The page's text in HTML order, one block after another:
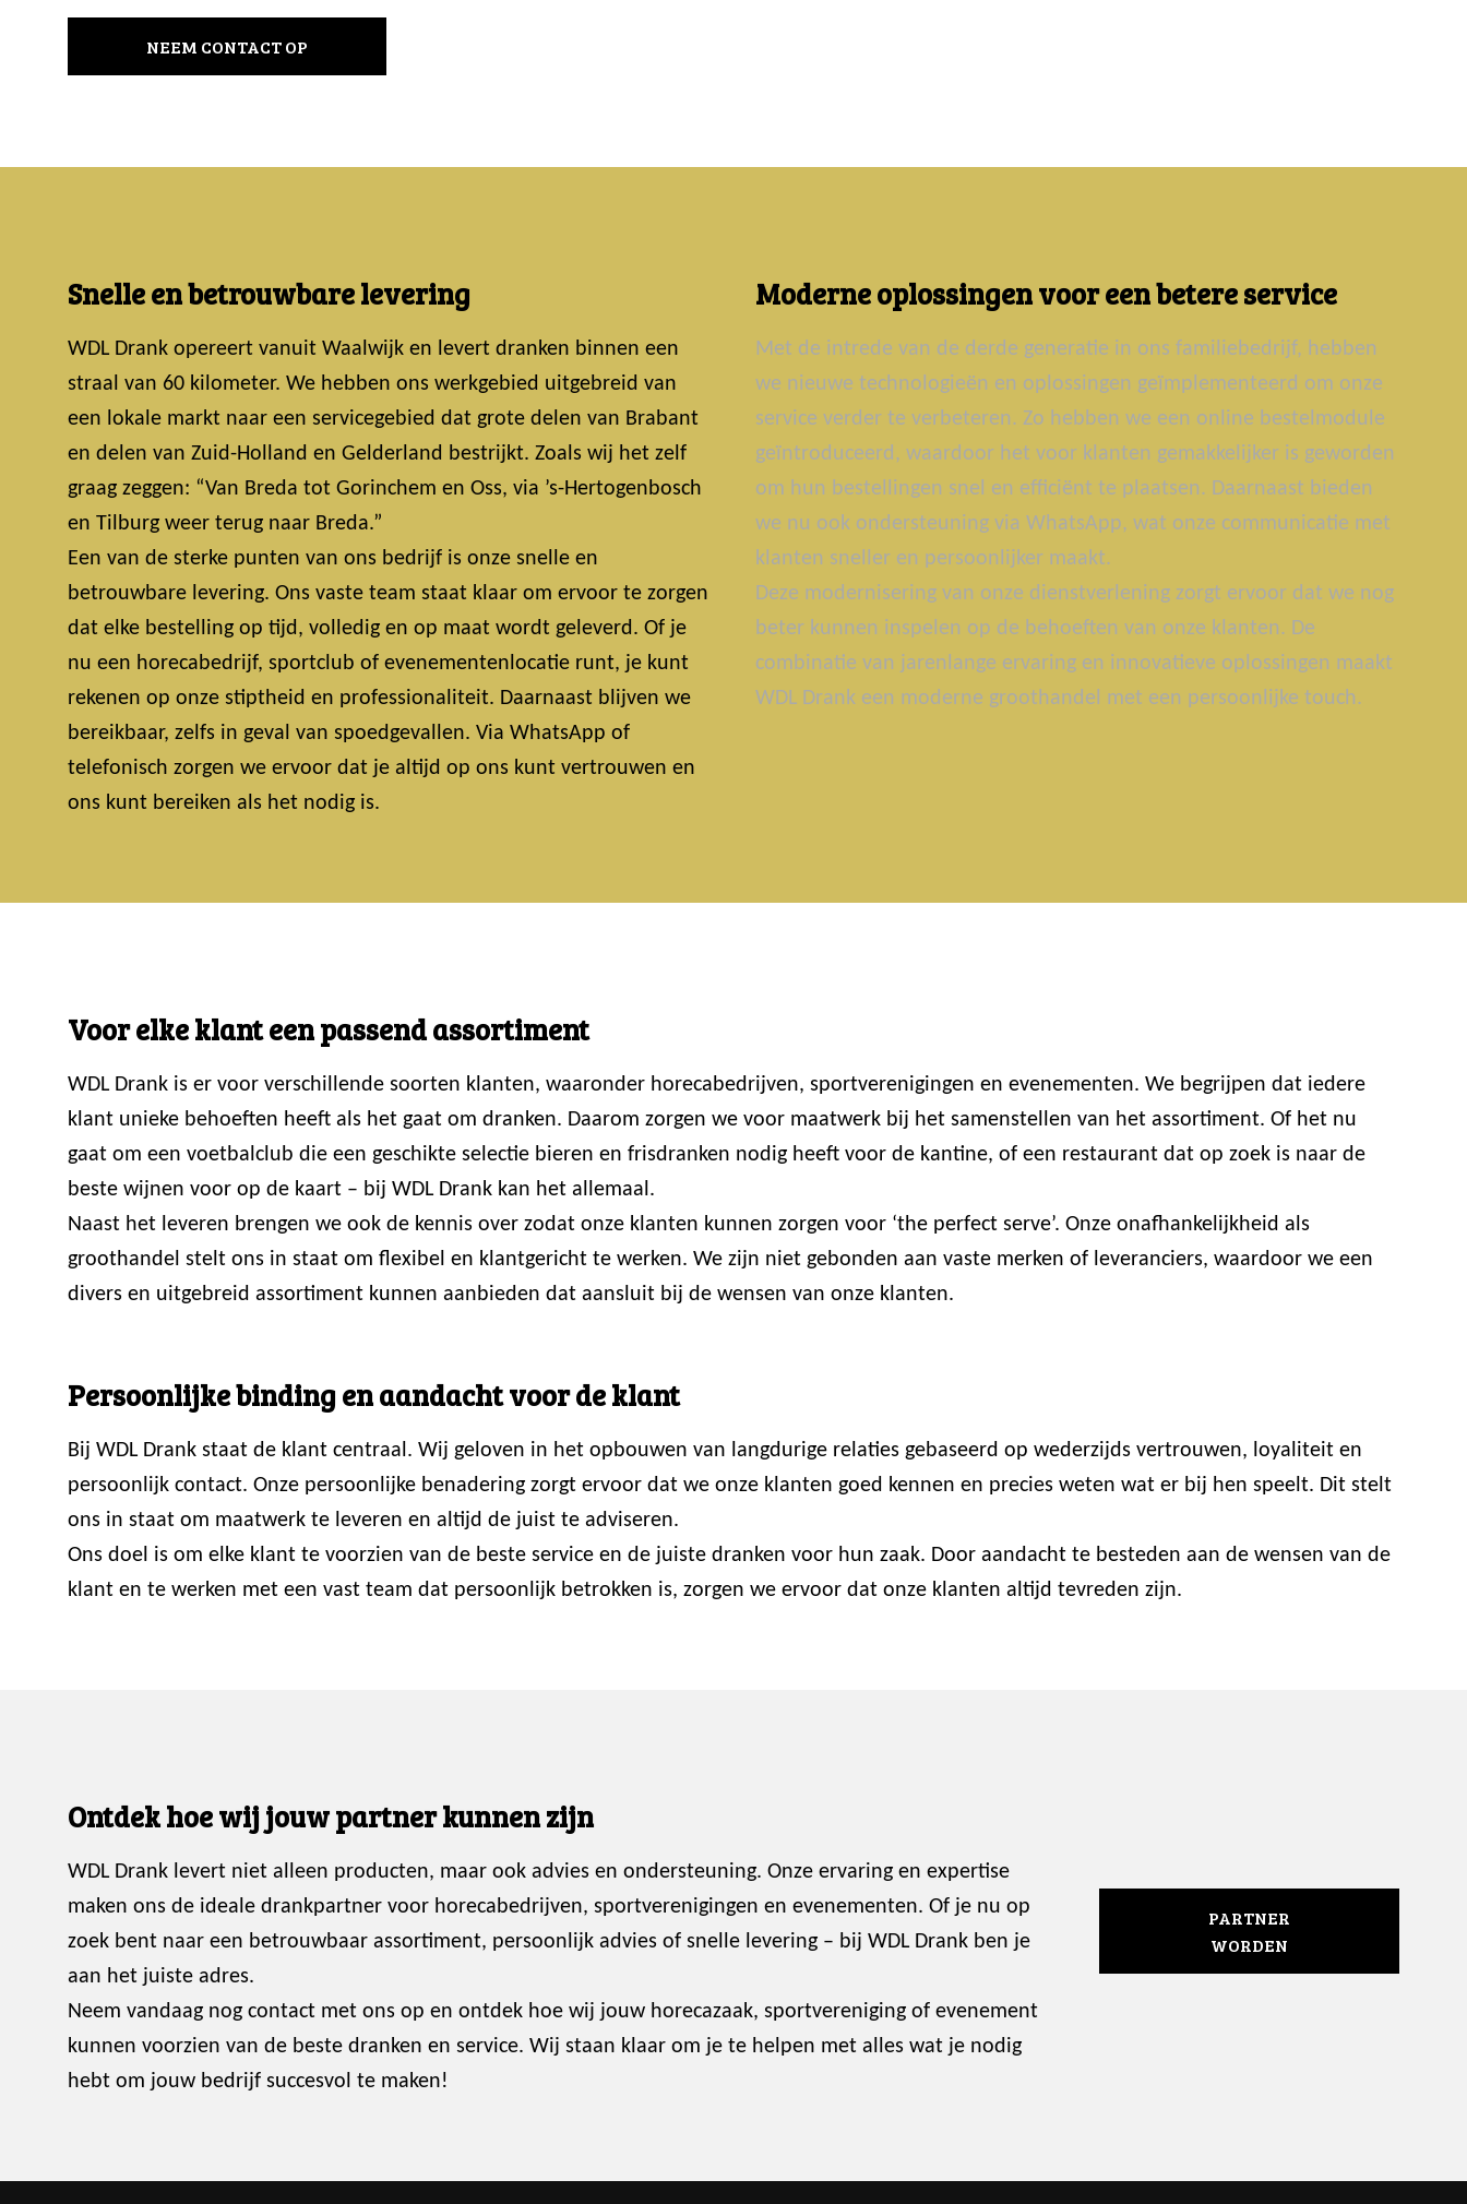
NEEM CONTACT OP
Snelle en betrouwbare levering
WDL Drank opereert vanuit Waalwijk en levert dranken binnen een
straal van 60 kilometer. We hebben ons werkgebied uitgebreid van
een lokale markt naar een servicegebied dat grote delen van Brabant
en delen van Zuid-Holland en Gelderland bestrijkt. Zoals wij het zelf
graag zeggen: “Van Breda tot Gorinchem en Oss, via ’s-Hertogenbosch
en Tilburg weer terug naar Breda.”
Een van de sterke punten van ons bedrijf is onze snelle en
betrouwbare levering. Ons vaste team staat klaar om ervoor te zorgen
dat elke bestelling op tijd, volledig en op maat wordt geleverd. Of je
nu een horecabedrijf, sportclub of evenementenlocatie runt, je kunt
rekenen op onze stiptheid en professionaliteit. Daarnaast blijven we
bereikbaar, zelfs in geval van spoedgevallen. Via WhatsApp of
telefonisch zorgen we ervoor dat je altijd op ons kunt vertrouwen en
ons kunt bereiken als het nodig is.
Moderne oplossingen voor een betere service
Met de intrede van de derde generatie in ons familiebedrijf, hebben
we nieuwe technologieën en oplossingen geïmplementeerd om onze
service verder te verbeteren. Zo hebben we een online bestelmodule
geïntroduceerd, waardoor het voor klanten gemakkelijker is geworden
om hun bestellingen snel en efficiënt te plaatsen. Daarnaast bieden
we nu ook ondersteuning via WhatsApp, wat onze communicatie met
klanten sneller en persoonlijker maakt.
Deze modernisering van onze dienstverlening zorgt ervoor dat we nog
beter kunnen inspelen op de behoeften van onze klanten. De
combinatie van jarenlange ervaring en innovatieve oplossingen maakt
WDL Drank een moderne groothandel met een persoonlijke touch.
Voor elke klant een passend assortiment
WDL Drank is er voor verschillende soorten klanten, waaronder horecabedrijven, sportverenigingen en evenementen. We begrijpen dat iedere
klant unieke behoeften heeft als het gaat om dranken. Daarom zorgen we voor maatwerk bij het samenstellen van het assortiment. Of het nu
gaat om een voetbalclub die een geschikte selectie bieren en frisdranken nodig heeft voor de kantine, of een restaurant dat op zoek is naar de
beste wijnen voor op de kaart – bij WDL Drank kan het allemaal.
Naast het leveren brengen we ook de kennis over zodat onze klanten kunnen zorgen voor ‘the perfect serve’. Onze onafhankelijkheid als
groothandel stelt ons in staat om flexibel en klantgericht te werken. We zijn niet gebonden aan vaste merken of leveranciers, waardoor we een
divers en uitgebreid assortiment kunnen aanbieden dat aansluit bij de wensen van onze klanten.
Persoonlijke binding en aandacht voor de klant
Bij WDL Drank staat de klant centraal. Wij geloven in het opbouwen van langdurige relaties gebaseerd op wederzijds vertrouwen, loyaliteit en
persoonlijk contact. Onze persoonlijke benadering zorgt ervoor dat we onze klanten goed kennen en precies weten wat er bij hen speelt. Dit stelt
ons in staat om maatwerk te leveren en altijd de juist te adviseren.
Ons doel is om elke klant te voorzien van de beste service en de juiste dranken voor hun zaak. Door aandacht te besteden aan de wensen van de
klant en te werken met een vast team dat persoonlijk betrokken is, zorgen we ervoor dat onze klanten altijd tevreden zijn.
Ontdek hoe wij jouw partner kunnen zijn
WDL Drank levert niet alleen producten, maar ook advies en ondersteuning. Onze ervaring en expertise
maken ons de ideale drankpartner voor horecabedrijven, sportverenigingen en evenementen. Of je nu op
zoek bent naar een betrouwbaar assortiment, persoonlijk advies of snelle levering – bij WDL Drank ben je
aan het juiste adres.
Neem vandaag nog contact met ons op en ontdek hoe wij jouw horecazaak, sportvereniging of evenement
kunnen voorzien van de beste dranken en service. Wij staan klaar om je te helpen met alles wat je nodig
hebt om jouw bedrijf succesvol te maken!
PARTNER
WORDEN